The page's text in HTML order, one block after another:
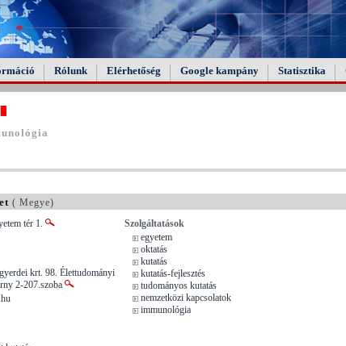
Rólunk Elérhetőség Google kampány Statisztika
( Megye)
tér 1.
krt. 98. Élettudományi
2-207.szoba
Szolgáltatások
egyetem
oktatás
kutatás
kutatás-fejlesztés
tudományos kutatás
nemzetközi kapcsolatok
immunológia